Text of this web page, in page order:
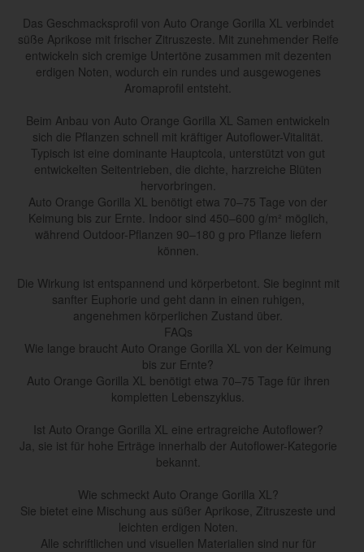
Das Geschmacksprofil von Auto Orange Gorilla XL verbindet
süße Aprikose mit frischer Zitruszeste. Mit zunehmender Reife
entwickeln sich cremige Untertöne zusammen mit dezenten
erdigen Noten, wodurch ein rundes und ausgewogenes
Aromaprofil entsteht.
Beim Anbau von Auto Orange Gorilla XL Samen entwickeln
sich die Pflanzen schnell mit kräftiger Autoflower-Vitalität.
Typisch ist eine dominante Hauptcola, unterstützt von gut
entwickelten Seitentrieben, die dichte, harzreiche Blüten
hervorbringen.
Auto Orange Gorilla XL benötigt etwa 70–75 Tage von der
Keimung bis zur Ernte. Indoor sind 450–600 g/m² möglich,
während Outdoor-Pflanzen 90–180 g pro Pflanze liefern
können.
Die Wirkung ist entspannend und körperbetont. Sie beginnt mit
sanfter Euphorie und geht dann in einen ruhigen,
angenehmen körperlichen Zustand über.
FAQs
Wie lange braucht Auto Orange Gorilla XL von der Keimung
bis zur Ernte?
Auto Orange Gorilla XL benötigt etwa 70–75 Tage für ihren
kompletten Lebenszyklus.
Ist Auto Orange Gorilla XL eine ertragreiche Autoflower?
Ja, sie ist für hohe Erträge innerhalb der Autoflower-Kategorie
bekannt.
Wie schmeckt Auto Orange Gorilla XL?
Sie bietet eine Mischung aus süßer Aprikose, Zitruszeste und
leichten erdigen Noten.
Alle schriftlichen und visuellen Materialien sind nur für